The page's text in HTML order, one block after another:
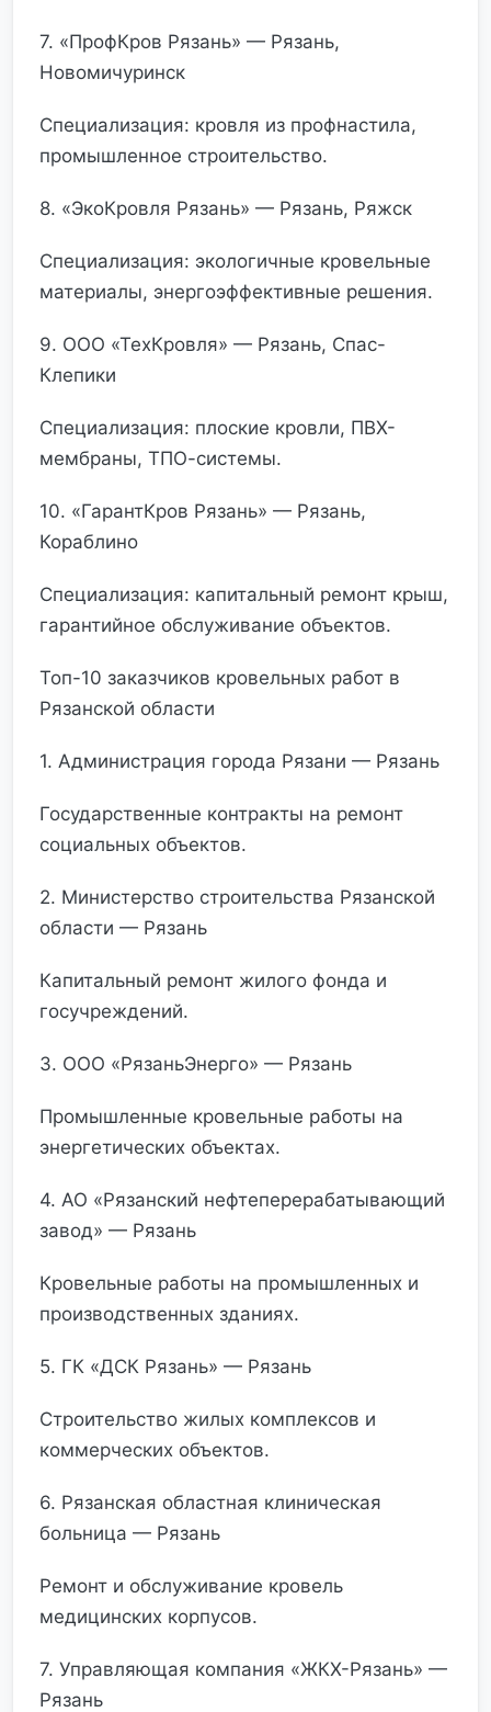
7. «ПрофКров Рязань» — Рязань,
Новомичуринск
Специализация: кровля из профнастила,
промышленное строительство.
8. «ЭкоКровля Рязань» — Рязань, Ряжск
Специализация: экологичные кровельные
материалы, энергоэффективные решения.
9. ООО «ТехКровля» — Рязань, Спас-
Клепики
Специализация: плоские кровли, ПВХ-
мембраны, ТПО-системы.
10. «ГарантКров Рязань» — Рязань,
Кораблино
Специализация: капитальный ремонт крыш,
гарантийное обслуживание объектов.
Топ-10 заказчиков кровельных работ в
Рязанской области
1. Администрация города Рязани — Рязань
Государственные контракты на ремонт
социальных объектов.
2. Министерство строительства Рязанской
области — Рязань
Капитальный ремонт жилого фонда и
госучреждений.
3. ООО «РязаньЭнерго» — Рязань
Промышленные кровельные работы на
энергетических объектах.
4. АО «Рязанский нефтеперерабатывающий
завод» — Рязань
Кровельные работы на промышленных и
производственных зданиях.
5. ГК «ДСК Рязань» — Рязань
Строительство жилых комплексов и
коммерческих объектов.
6. Рязанская областная клиническая
больница — Рязань
Ремонт и обслуживание кровель
медицинских корпусов.
7. Управляющая компания «ЖКХ-Рязань» —
Рязань